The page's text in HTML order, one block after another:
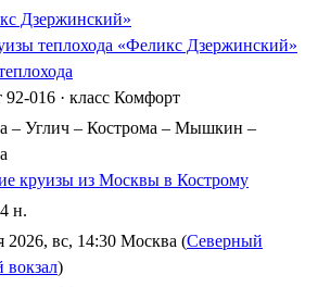
Дзержинский»
теплохода «Феликс Дзержинский»
92-016 · класс Комфорт
– Углич – Кострома – Мышкин –
круизы из Москвы в Кострому
н.
2026, вс, 14:30 Москва (Северный
вокзал)